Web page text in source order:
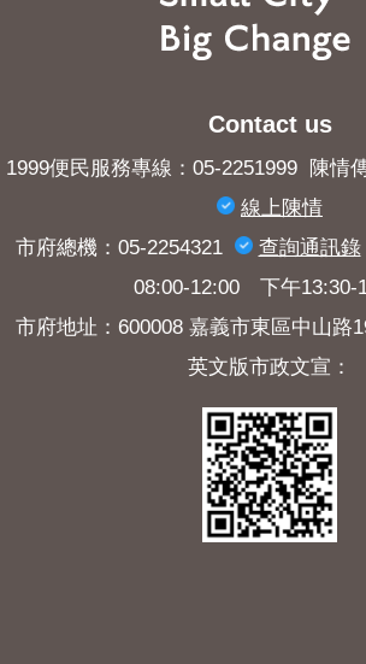
Contact us
1999便民服務專線：05-2251999 陳情
線上陳情
市府總機：05-2254321
查詢​通訊錄
08:00-12:00 下午13:30-
市府地址：600008 嘉義市東區中山路
英文版市政文宣：